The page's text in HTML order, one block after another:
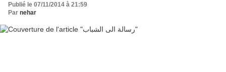
Publié le 07/11/2014 à 21:59
Par nehar